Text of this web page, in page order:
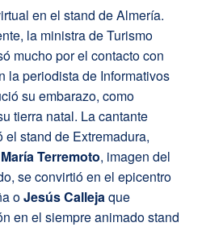
en el stand de Almería.
la ministra de Turismo
mucho por el contacto con
la periodista de Informativos
su embarazo, como
tierra natal. La cantante
el stand de Extremadura,
María Terremoto, imagen del
se convirtió en el epicentro
oJesús Callejaque
en el siempre animado stand